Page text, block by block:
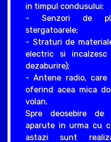
in timpul condusului:
- Senzori de
stergatoarele;
- Straturi de
electric si
dezaburire);
- Antene radio, care
oferind acea mica
volan.
Spre deosebire
aparute in urma cu
astazi sunt